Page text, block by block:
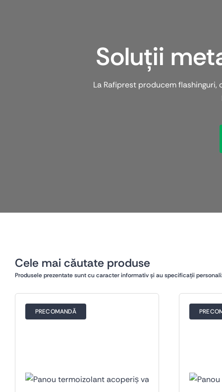
Soluții
La Rafiprest producem
Cele mai căutate produse
Produsele prezentate sunt cu caracter informativ și au specificații
PRECOMANDĂ